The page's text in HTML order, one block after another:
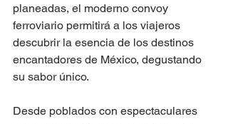
planeadas, el moderno convoy
ferroviario permitirá a los viajeros
descubrir la esencia de los destinos
encantadores de México, degustando
su sabor único.
Desde poblados con espectaculares